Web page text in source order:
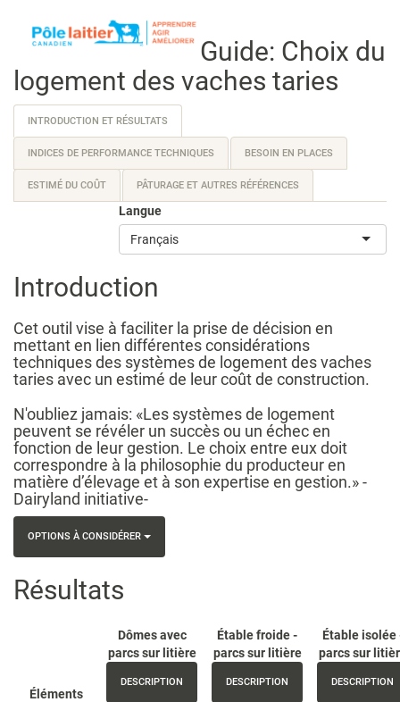
Guide: Choix du
logement des vaches taries
INTRODUCTION ET RÉSULTATS
INDICES DE PERFORMANCE TECHNIQUES BESOIN EN PLACES
ESTIMÉ DU COÛT PÂTURAGE ET AUTRES RÉFÉRENCES
Langue
Français
Introduction
Cet outil vise à faciliter la prise de décision en
mettant en lien différentes considérations
techniques des systèmes de logement des vaches
taries avec un estimé de leur coût de construction.
N'oubliez jamais: «Les systèmes de logement
peuvent se révéler un succès ou un échec en
fonction de leur gestion. Le choix entre eux doit
correspondre à la philosophie du producteur en
matière d’élevage et à son expertise en gestion.» -
Dairyland initiative-
OPTIONS À CONSIDÉRER
Résultats
Éléments
Dômes avec
parcs sur litière
DESCRIPTION
Étable froide -
parcs sur litière
DESCRIPTION
Étable isolée
parcs sur
DESCRIPTION